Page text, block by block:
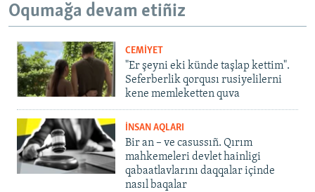
Oqumağa devam etiñiz
CEMİYET
"Er şeyni eki künde taşlap kettim".
Seferberlik qorqusı rusiyelilerni
kene memleketten quva
İNSAN AQLARI
Bir an – ve casussıñ. Qırım
mahkemeleri devlet hainligi
qabaatlavlarını daqqalar içinde
nasıl baqalar